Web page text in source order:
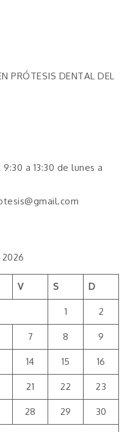
PRÓTESIS DENTAL DEL
a 13:30 de lunes a
V S D
1 2
7 8 9
14 15 16
21 22 23
28 29 30